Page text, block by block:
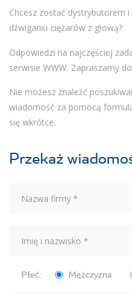
Chcesz zostać dystrybutorem
dźwiganiu ciężarów z głową?
Odpowiedzi na najczęściej
serwisie WWW. Zapraszamy
Nie możesz znaleźć
wiadomość za pomocą
się wkrótce.
Przekaż
Płeć: Mężczyzna